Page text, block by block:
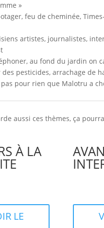
»
feu de cheminée,
artistes, journalistes,
au fond du jardin on
pesticides, arrachage de
pour rien que Malotru a
aussi ces thèmes, ça
À LA
LE